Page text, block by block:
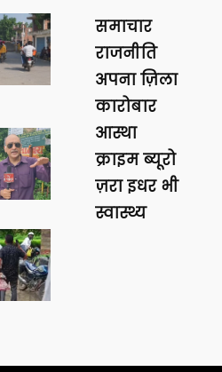
समाचार
राजनीति
अपना ज़िला
कारोबार
आस्था
क्राइम ब्यूरो
ज़रा इधर भी
स्वास्थ्य